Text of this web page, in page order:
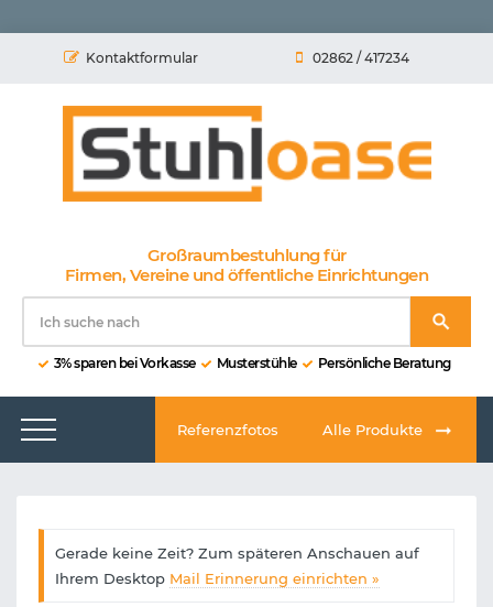
Kontaktformular 02862 / 417234
Großraumbestuhlung für
Firmen, Vereine und öffentliche Einrichtungen
3% sparen bei Vorkasse Musterstühle Persönliche Beratung
Referenzfotos Alle Produkte
Gerade keine Zeit? Zum späteren Anschauen auf
Ihrem Desktop Mail Erinnerung einrichten »